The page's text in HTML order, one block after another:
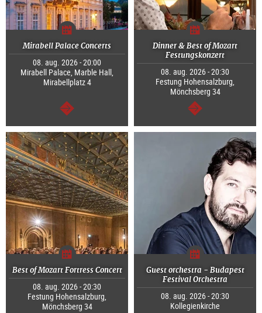
Mirabell Palace Concerts
08. aug. 2026 - 20:00
Mirabell Palace, Marble Hall,
Mirabellplatz 4
Tovább
Dinner & Best of Mozart
Festungskonzert
08. aug. 2026 - 20:30
Festung Hohensalzburg,
Mönchsberg 34
Tovább
Best of Mozart Fortress Concert
08. aug. 2026 - 20:30
Festung Hohensalzburg,
Mönchsberg 34
Guest orchestra - Budapest
Festival Orchestra
08. aug. 2026 - 20:30
Kollegienkirche